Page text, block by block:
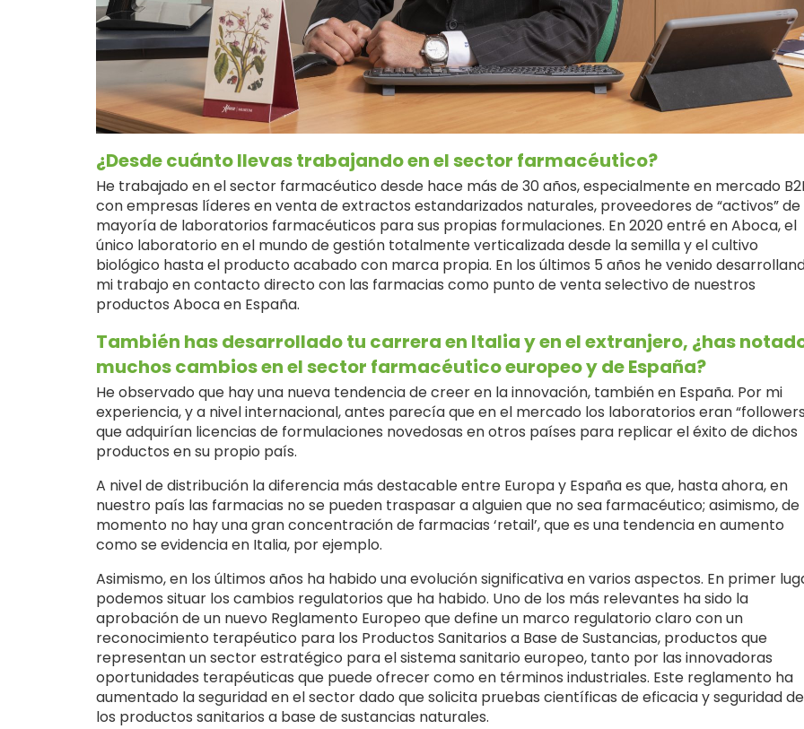
¿Desde cuánto llevas trabajando en el sector farmacéutico?
He trabajado en el sector farmacéutico desde hace más de 30 años, especialmente en mercado
con empresas líderes en venta de extractos estandarizados naturales, proveedores de “activos” de
mayoría de laboratorios farmacéuticos para sus propias formulaciones. En 2020 entré en Aboca, el
único laboratorio en el mundo de gestión totalmente verticalizada desde la semilla y el cultivo
biológico hasta el producto acabado con marca propia. En los últimos 5 años he venido
mi trabajo en contacto directo con las farmacias como punto de venta selectivo de nuestros
productos Aboca en España.
También has desarrollado tu carrera en Italia y en el extranjero, ¿has
muchos cambios en el sector farmacéutico europeo y de España?
He observado que hay una nueva tendencia de creer en la innovación, también en España. Por mi
experiencia, y a nivel internacional, antes parecía que en el mercado los laboratorios eran
que adquirían licencias de formulaciones novedosas en otros países para replicar el éxito de dichos
productos en su propio país.
A nivel de distribución la diferencia más destacable entre Europa y España es que, hasta ahora, en
nuestro país las farmacias no se pueden traspasar a alguien que no sea farmacéutico; asimismo, de
momento no hay una gran concentración de farmacias ‘retail’, que es una tendencia en aumento
como se evidencia en Italia, por ejemplo.
Asimismo, en los últimos años ha habido una evolución significativa en varios aspectos. En primer
podemos situar los cambios regulatorios que ha habido. Uno de los más relevantes ha sido la
aprobación de un nuevo Reglamento Europeo que define un marco regulatorio claro con un
reconocimiento terapéutico para los Productos Sanitarios a Base de Sustancias, productos que
representan un sector estratégico para el sistema sanitario europeo, tanto por las innovadoras
oportunidades terapéuticas que puede ofrecer como en términos industriales. Este reglamento ha
aumentado la seguridad en el sector dado que solicita pruebas científicas de eficacia y seguridad de
los productos sanitarios a base de sustancias naturales.